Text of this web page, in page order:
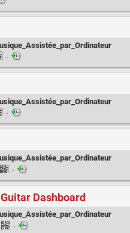
·
·
·
Dashboard
·